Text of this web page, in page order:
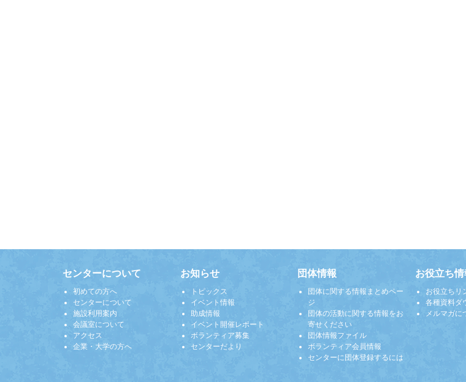
センターについて
初めての方へ
センターについて
施設利用案内
会議室について
アクセス
企業・大学の方へ
お知らせ
トピックス
イベント情報
助成情報
イベント開催レポート
ボランティア募集
センターだより
団体情報
団体に関する情報まとめペー
ジ
団体の活動に関する情報をお
寄せください
団体情報ファイル
ボランティア会員情報
センターに団体登録するには
お役立ち情
お役立ちリ
各種資料ダ
メルマガに